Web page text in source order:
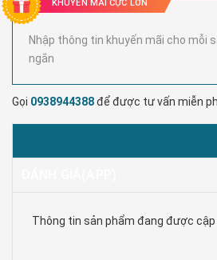
KHUYẾN MÃI CỰC LỚN
Nhập thông tin khuyến mãi cho mỗi
ngắn
Gọi 0938944388để được tư vấn miễn
Thông tin sản phẩm đang được